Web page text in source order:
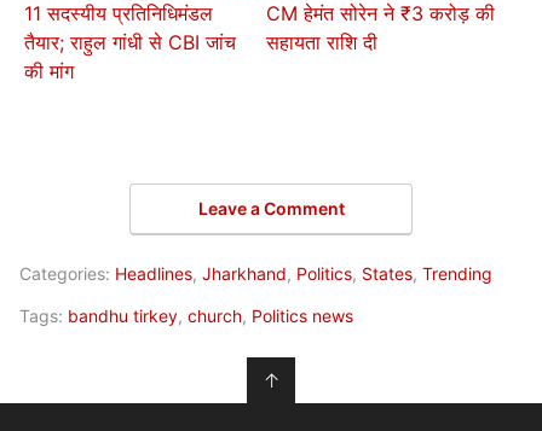
11 सदस्यीय प्रतिनिधिमंडल
तैयार; राहुल गांधी से CBI जांच
की मांग
CM हेमंत सोरेन ने ₹3 करोड़ की
सहायता राशि दी
Leave a Comment
Categories: Headlines, Jharkhand, Politics, States, Trending
Tags: bandhu tirkey, church, Politics news
↑